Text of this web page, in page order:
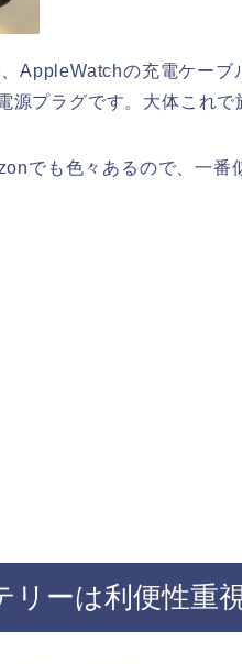
AppleWatchの充電ケーブ
源プラグです。大体これで
でも色々あるので、一番
リーは利便性重